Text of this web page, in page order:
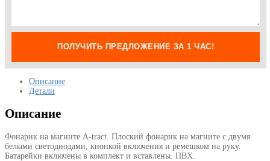
ПОЛУЧИТЬ ПРЕДЛОЖЕНИЕ ЗА 1 ЧАС!
Описание
Детали
Описание
Фонарик на магните A-tract. Плоский фонарик на магните с двумя
белыми светодиодами, кнопкой включения и ремешком на руку.
Батарейки включены в комплект и вставлены. ПВХ.